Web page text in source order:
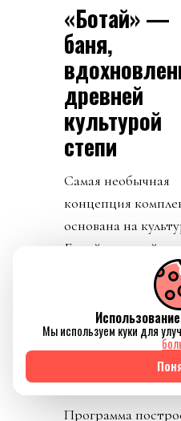
«Ботай» —
баня,
древней
культурой
степи
Самая необычная
концепция
основана на
Ботай — одной из
существовавших
территории
Казахстана.
Программа
Мы используем куки для